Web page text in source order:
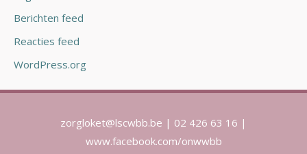
Berichten feed
Reacties feed
WordPress.org
zorgloket@lscwbb.be | 02 426 63 16 |
www.facebook.com/onwwbb